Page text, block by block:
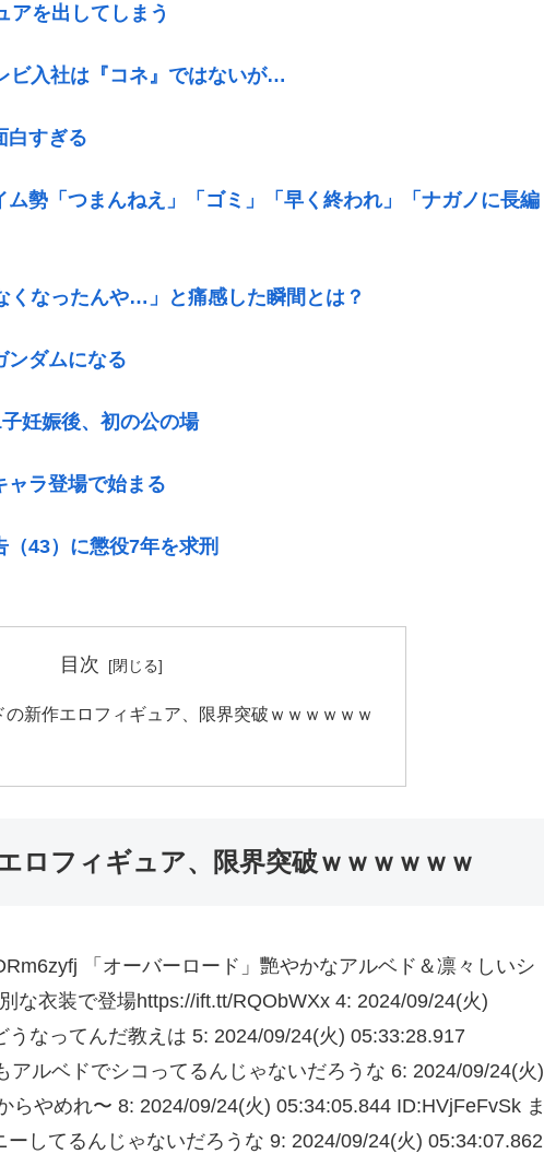
アを出してしまう
ビ入社は『コネ』ではないが…
白すぎる
勢「つまんねえ」「ゴミ」「早く終われ」「ナガノに長編
くなったんや…」と痛感した瞬間とは？
ンダムになる
妊娠後、初の公の場
ャラ登場で始まる
（43）に懲役7年を求刑
目次
の新作エロフィギュア、限界突破ｗｗｗｗｗｗ
ロフィギュア、限界突破ｗｗｗｗｗｗ
「オーバーロード」艷やかなアルベド＆凛々しいシ
な衣装で登場https://ift.tt/RQObWXx 4: 2024/09/24(火)
なってんだ教えは 5: 2024/09/24(火) 05:33:28.917
アルベドでシコってるんじゃないだろうな 6: 2024/09/24(火)
らやめれ〜 8: 2024/09/24(火) 05:34:05.844 ID:HVjFeFvSk ま
してるんじゃないだろうな 9: 2024/09/24(火) 05:34:07.862